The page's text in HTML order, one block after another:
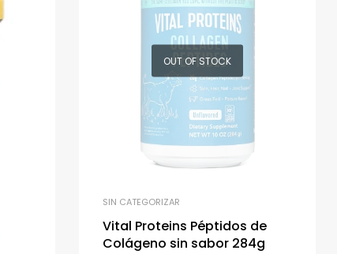
OUT OF STOCK
SIN CATEGORIZAR
Vital Proteins Péptidos de
Colágeno sin sabor 284g